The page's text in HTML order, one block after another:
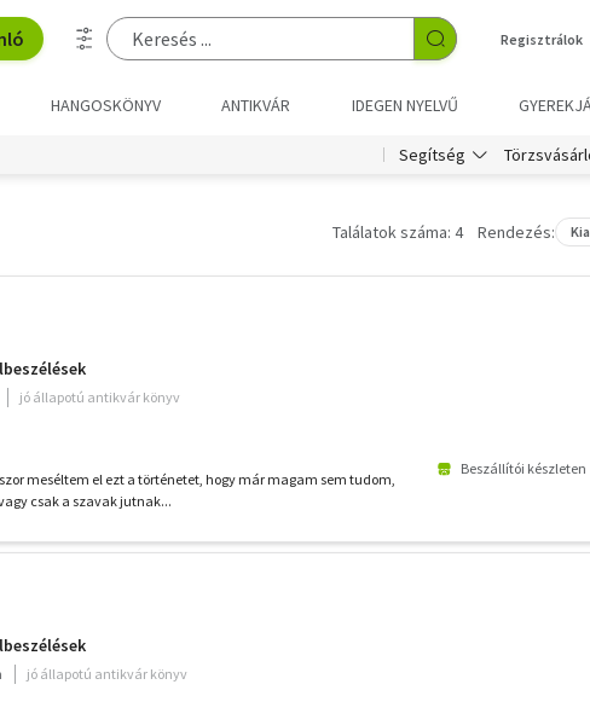
Regisztrálok
HANGOSKÖNYV ANTIKVÁR IDEGEN NYELVŰ
Segítség
Találatok száma: 4 Rendezés:
jó állapotú antikvár könyv
meséltem el ezt a történetet, hogy már magam sem tudom,
csak a szavak jutnak...
Beszállítói készleten
jó állapotú antikvár könyv